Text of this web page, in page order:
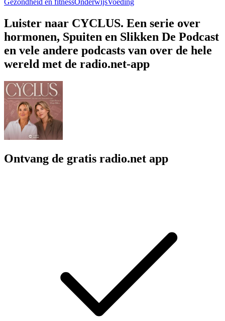
Gezondheid en fitnessOnderwijsVoeding
Luister naar CYCLUS. Een serie over
hormonen, Spuiten en Slikken De Podcast
en vele andere podcasts van over de hele
wereld met de radio.net-app
Ontvang de gratis radio.net app